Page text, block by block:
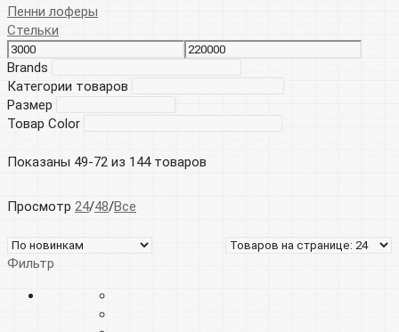
Пенни лоферы
Стельки
Brands
Категории товаров
Размер
Товар Color
Показаны 49-72 из 144 товаров
Просмотр 24/48/Все
Фильтр